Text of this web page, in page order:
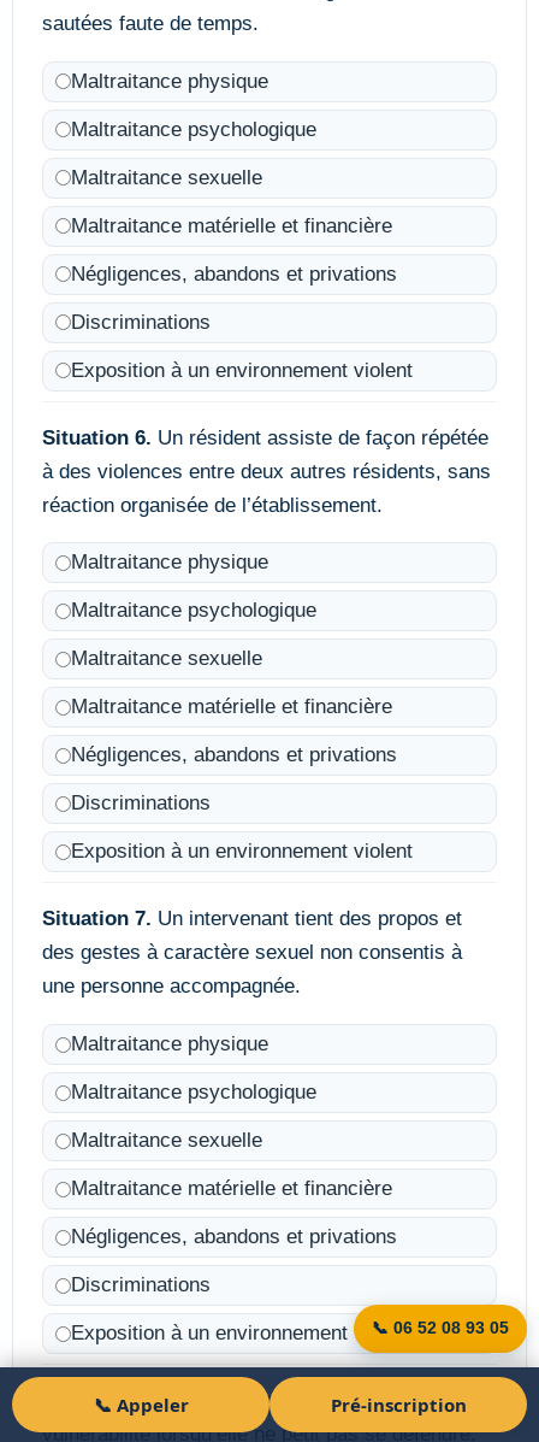
sautées faute de temps.
Maltraitance physique
Maltraitance psychologique
Maltraitance sexuelle
Maltraitance matérielle et financière
Négligences, abandons et privations
Discriminations
Exposition à un environnement violent
Situation 6. Un résident assiste de façon répétée
à des violences entre deux autres résidents, sans
réaction organisée de l’établissement.
Maltraitance physique
Maltraitance psychologique
Maltraitance sexuelle
Maltraitance matérielle et financière
Négligences, abandons et privations
Discriminations
Exposition à un environnement violent
Situation 7. Un intervenant tient des propos et
des gestes à caractère sexuel non consentis à
une personne accompagnée.
Maltraitance physique
Maltraitance psychologique
Maltraitance sexuelle
Maltraitance matérielle et financière
Négligences, abandons et privations
Discriminations
Exposition à un environnement violent
Situation 8.Une personne est en situation de
vulnérabilité lorsqu’elle ne peut pas se défendre,
📞 06 52 08 93 05
Demander un devis
📞 Appeler Pré-inscription